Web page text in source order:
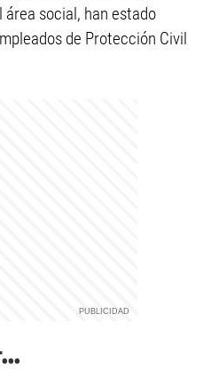
social, han estado
de Protección Civil